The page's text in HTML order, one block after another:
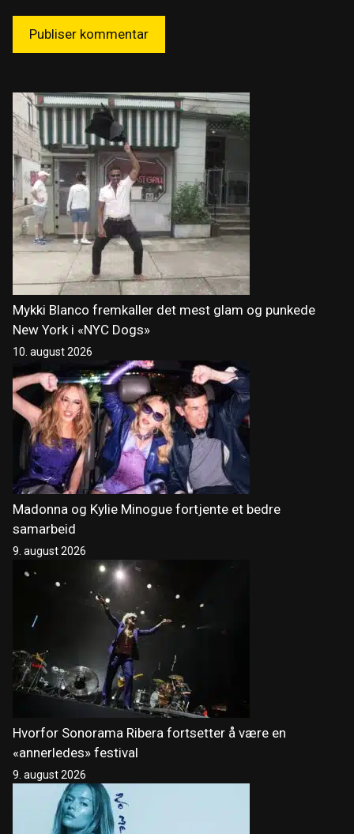
Mykki Blanco fremkaller det mest glam og punkede
New York i «NYC Dogs»
10. august 2026
Madonna og Kylie Minogue fortjente et bedre
samarbeid
9. august 2026
Hvorfor Sonorama Ribera fortsetter å være en
«annerledes» festival
9. august 2026